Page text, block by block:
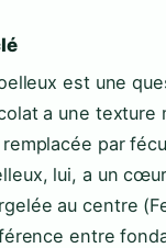
est une
a une
par
lui, a un
au centre
entre